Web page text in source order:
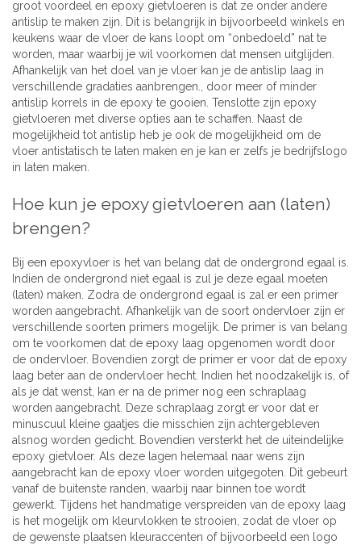
groot voordeel en epoxy gietvloeren is dat ze onder andere
antislip te maken zijn. Dit is belangrijk in bijvoorbeeld winkels en
keukens waar de vloer de kans loopt om “onbedoeld” nat te
worden, maar waarbij je wil voorkomen dat mensen uitglijden.
Afhankelijk van het doel van je vloer kan je de antislip laag in
verschillende gradaties aanbrengen., door meer of minder
antislip korrels in de epoxy te gooien. Tenslotte zijn epoxy
gietvloeren met diverse opties aan te schaffen. Naast de
mogelijkheid tot antislip heb je ook de mogelijkheid om de
vloer antistatisch te laten maken en je kan er zelfs je bedrijfslogo
in laten maken.
Hoe kun je epoxy gietvloeren aan (laten)
brengen?
Bij een epoxyvloer is het van belang dat de ondergrond egaal is.
Indien de ondergrond niet egaal is zul je deze egaal moeten
(laten) maken. Zodra de ondergrond egaal is zal er een primer
worden aangebracht. Afhankelijk van de soort ondervloer zijn er
verschillende soorten primers mogelijk. De primer is van belang
om te voorkomen dat de epoxy laag opgenomen wordt door
de ondervloer. Bovendien zorgt de primer er voor dat de epoxy
laag beter aan de ondervloer hecht. Indien het noodzakelijk is, of
als je dat wenst, kan er na de primer nog een schraplaag
worden aangebracht. Deze schraplaag zorgt er voor dat er
minuscuul kleine gaatjes die misschien zijn achtergebleven
alsnog worden gedicht. Bovendien versterkt het de uiteindelijke
epoxy gietvloer. Als deze lagen helemaal naar wens zijn
aangebracht kan de epoxy vloer worden uitgegoten. Dit gebeurt
vanaf de buitenste randen, waarbij naar binnen toe wordt
gewerkt. Tijdens het handmatige verspreiden van de epoxy laag
is het mogelijk om kleurvlokken te strooien, zodat de vloer op
de gewenste plaatsen kleuraccenten of bijvoorbeeld een logo